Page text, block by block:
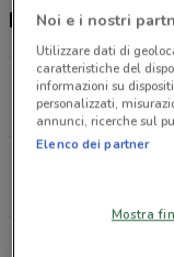
Negozi PENNY
Via
1.5 km
Via Abruzzi
Noi e i nostri
Utilizzare dati di
caratteristiche del
informazioni su
personalizzati,
annunci, ricerche sul
Elenco dei partner
Mostra